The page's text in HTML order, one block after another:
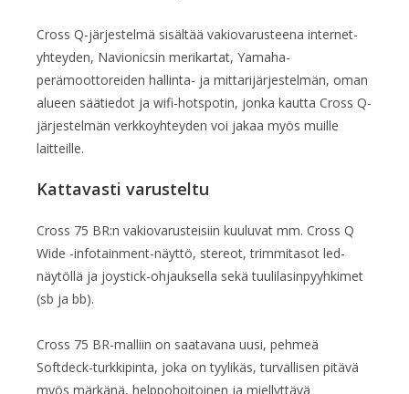
Cross Q-järjestelmä sisältää vakiovarusteena internet-
yhteyden, Navionicsin merikartat, Yamaha-
perämoottoreiden hallinta- ja mittarijärjestelmän, oman
alueen säätiedot ja wifi-hotspotin, jonka kautta Cross Q-
järjestelmän verkkoyhteyden voi jakaa myös muille
laitteille.
Kattavasti varusteltu
Cross 75 BR:n vakiovarusteisiin kuuluvat mm. Cross Q
Wide -infotainment-näyttö, stereot, trimmitasot led-
näytöllä ja joystick-ohjauksella sekä tuulilasinpyyhkimet
(sb ja bb).
Cross 75 BR-malliin on saatavana uusi, pehmeä
Softdeck-turkkipinta, joka on tyylikäs, turvallisen pitävä
myös märkänä, helppohoitoinen ja miellyttävä